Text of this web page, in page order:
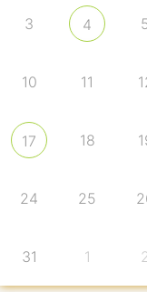
3 4
10 11
17 18
24 25
31 1 2